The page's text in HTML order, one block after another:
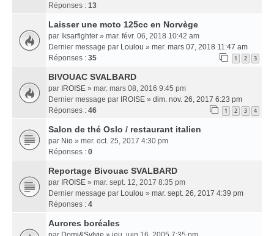
Réponses : 13
Laisser une moto 125cc en Norvège
par Iksarfighter » mar. févr. 06, 2018 10:42 am
Dernier message par Loulou » mer. mars 07, 2018 11:47 am
Réponses : 35 1 2 3
BIVOUAC SVALBARD
par IROISE » mar. mars 08, 2016 9:45 pm
Dernier message par IROISE » dim. nov. 26, 2017 6:23 pm
Réponses : 46 1 2 3 4
Salon de thé Oslo / restaurant italien
par Nio » mer. oct. 25, 2017 4:30 pm
Réponses : 0
Reportage Bivouac SVALBARD
par IROISE » mar. sept. 12, 2017 8:35 pm
Dernier message par Loulou » mar. sept. 26, 2017 4:39 pm
Réponses : 4
Aurores boréales